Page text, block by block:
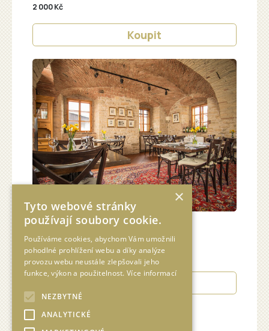
×
Tyto webové stránky
používají soubory cookie.
Používáme cookies, abychom Vám umožnili
pohodlné prohlížení webu a díky analýze
provozu webu neustále zlepšovali jeho
funkce, výkon a použitelnost.Více informací
NEZBYTNÉ
ANALYTICKÉ